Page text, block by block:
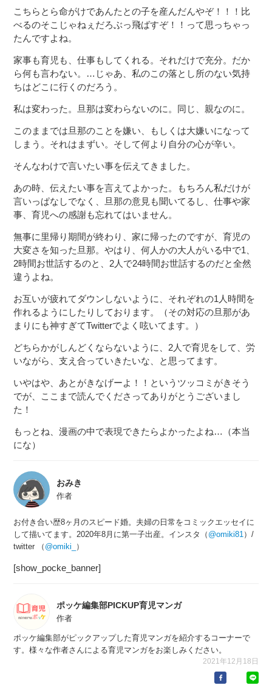
こちらとら命がけであんたとの子を産んだんやぞ！！！比
べるのそこじゃねぇだろぶっ飛ばすぞ！！って思っちゃっ
たんですよね。
家事も育児も、仕事もしてくれる。それだけで充分。だか
ら何も言わない。…じゃあ、私のこの落とし所のない気持
ちはどこに行くのだろう。
私は変わった。旦那は変わらないのに。同じ、親なのに。
このままでは旦那のことを嫌い、もしくは大嫌いになって
しまう。それはまずい。そして何より自分の心が辛い。
そんなわけで言いたい事を伝えてきました。
あの時、伝えたい事を言えてよかった。もちろん私だけが
言いっぱなしでなく、旦那の意見も聞いてるし、仕事や家
事、育児への感謝も忘れてはいません。
無事に里帰り期間が終わり、家に帰ったのですが、育児の
大変さを知った旦那。やはり、何人かの大人がいる中で1、
2時間お世話するのと、2人で24時間お世話するのだと全然
違うよね。
お互いが疲れてダウンしないように、それぞれの1人時間を
作れるようにしたりしております。（その対応の旦那があ
まりにも神すぎてTwitterでよく呟いてます。）
どちらかがしんどくならないように、2人で育児をして、労
いながら、支え合っていきたいな、と思ってます。
いやはや、あとがきなげーよ！！というツッコミがきそう
でが、ここまで読んでくださってありがとうございまし
た！
もっとね、漫画の中で表現できたらよかったよね…（本当
にな）
おみき
作者
お付き合い歴8ヶ月のスピード婚。夫婦の日常をコミックエッセイに
して描いてます。2020年8月に第一子出産。インスタ（ @omiki81 ）/
twitter （ @omiki_ ）
[show_pocke_banner]
ポッケ編集部PICKUP育児マンガ
作者
ポッケ編集部がピックアップした育児マンガを紹介するコーナーで
す。様々な作者さんによる育児マンガをお楽しみください。
2021年12月18日